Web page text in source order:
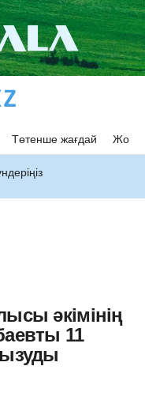
Төтенше жағдай Жол
әкімінің
11